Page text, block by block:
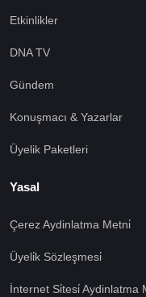
Etkinlikler
DNA TV
Gündem
Konuşmacı & Yazarlar
Üyelik Paketleri
Yasal
Çerez Aydinlatma Metni̇
Üyeli̇k Sözleşmesi̇
İnternet Si̇tesi̇ Aydinlatma